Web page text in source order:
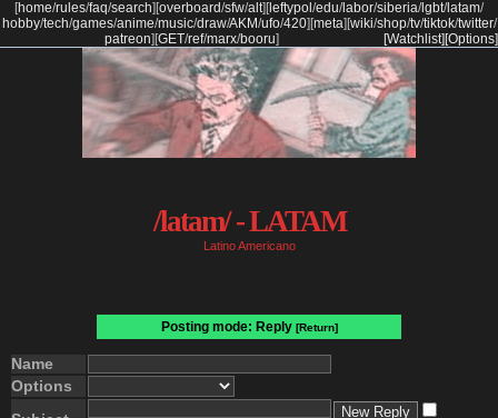
[home/rules/faq/search] [overboard/sfw/alt] [ leftypol /edu/labor/siberia/lgbt/latam/
hobby/tech/games/anime/music/draw/AKM/ufo/420] [meta] [wiki/shop/tv/tiktok/twitter/
patreon] [GET/ref/marx/booru] [Options]
[Watchlist]
/latam/ - LATAM
Latino Americano
Posting mode: Reply [Return]
Name
Options